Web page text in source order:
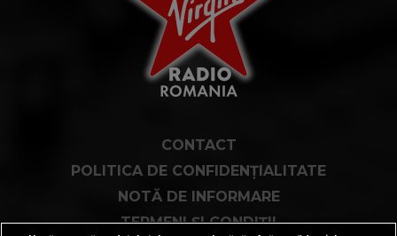
CONTACT
POLITICA DE CONFIDENȚIALITATE
NOTĂ DE INFORMARE
TERMENI ȘI CONDIȚII